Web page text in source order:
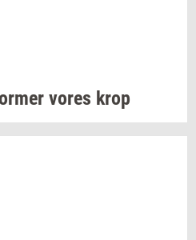
vores krop